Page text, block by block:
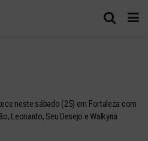
neste sábado (25) em Fortaleza com
Leonardo, Seu Desejo e Walkyria